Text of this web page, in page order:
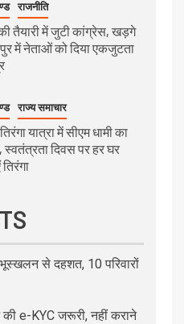
राजनीति
तैयारी में जुटी कांग्रेस, खड़गे
में नेताओं को दिया एकजुटता
राज्य समाचार
यात्रा में सीएम धामी का
स्वतंत्रता दिवस पर हर घर
से दहशत, 10 परिवारों
e-KYC जरूरी, नहीं कराने